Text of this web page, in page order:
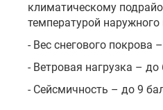
климатическому
температурой наружного
- Вес снегового покрова
- Ветровая нагрузка – до
- Сейсмичность – до 9